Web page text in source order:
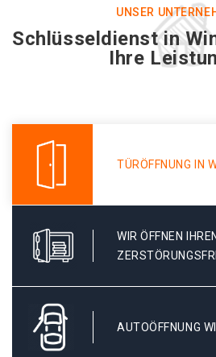
UNSER
Schlüsseldienst in
Ihre
TÜRÖFFNUNG IN
WIR ÖFFNEN
AUTOÖFFNUNG